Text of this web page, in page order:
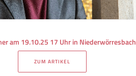
am 19.10.25 17 Uhr in Niederwörresbach
ZUM ARTIKEL